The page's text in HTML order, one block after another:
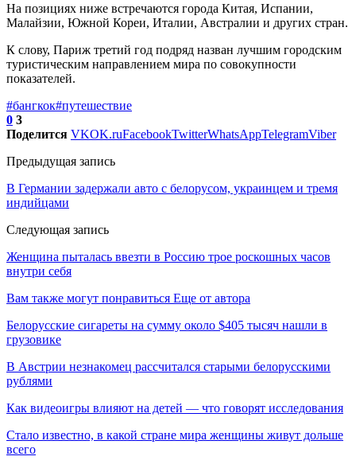
На позициях ниже встречаются города Китая, Испании,
Малайзии, Южной Кореи, Италии, Австралии и других стран.
К слову, Париж третий год подряд назван лучшим городским
туристическим направлением мира по совокупности
показателей.
#бангкок#путешествие
0 3
Поделится VKOK.ruFacebookTwitterWhatsAppTelegramViber
Предыдущая запись
В Германии задержали авто с белорусом, украинцем и тремя
индийцами
Следующая запись
Женщина пыталась ввезти в Россию трое роскошных часов
внутри себя
Вам также могут понравиться Еще от автора
Белорусские сигареты на сумму около $405 тысяч нашли в
грузовике
В Австрии незнакомец рассчитался старыми белорусскими
рублями
Как видеоигры влияют на детей — что говорят исследования
Стало известно, в какой стране мира женщины живут дольше
всего